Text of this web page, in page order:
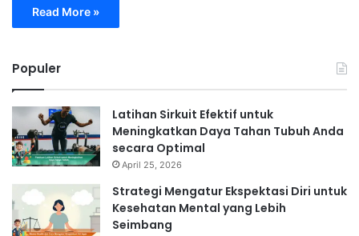
Read More »
Populer
Latihan Sirkuit Efektif untuk
Meningkatkan Daya Tahan Tubuh Anda
secara Optimal
April 25, 2026
Strategi Mengatur Ekspektasi Diri untuk
Kesehatan Mental yang Lebih
Seimbang